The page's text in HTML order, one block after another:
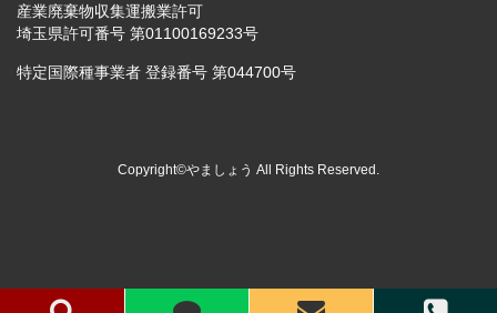
産業廃棄物収集運搬業許可
埼玉県許可番号 第01100169233号
特定国際種事業者 登録番号 第044700号
Copyright©やましょう All Rights Reserved.